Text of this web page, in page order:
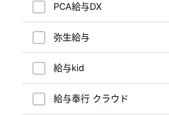
PCA給与DX
弥生給与
給与kid
給与奉行 クラウド